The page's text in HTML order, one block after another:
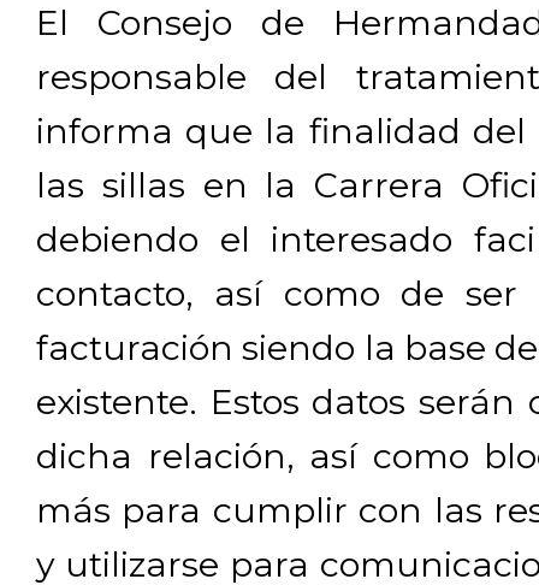
El Consejo de
responsable del
informa que la finalidad del
las sillas en la Carrera
debiendo el interesado
contacto, así como de ser
facturación siendo la base
existente. Estos datos
dicha relación, así como
más para cumplir con las
y utilizarse para